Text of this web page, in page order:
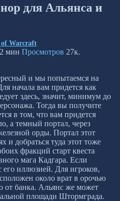
для Альянса и
Warcraft
2 мин Просмотров 27к.
и мы попытаемся на
начала вам придется как
здесь, значит, минимум до
Тогда вы получите
в том, что вам придется
а темный портал, через
орды. Портал этот
добраться туда этот тоже
фракций старт квеста
мага Кадгара. Если
его иллюзией. Для игроков,
около врат в орочью
от банка. Альянс же может
площади Штормграда.